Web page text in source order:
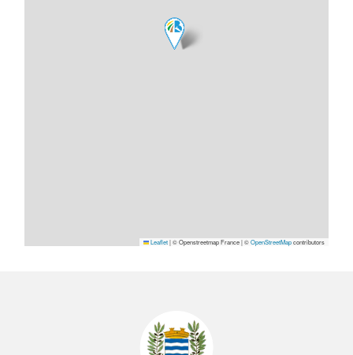
Leaflet|© Openstreetmap France | ©OpenStreetMapcontributors